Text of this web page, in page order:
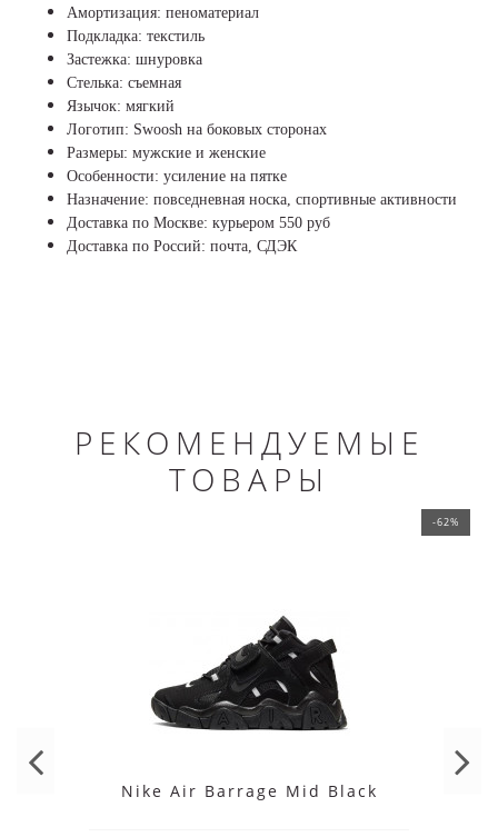
Амортизация: пеноматериал
Подкладка: текстиль
Застежка: шнуровка
Стелька: съемная
Язычок: мягкий
Логотип: Swoosh на боковых сторонах
Размеры: мужские и женские
Особенности: усиление на пятке
Назначение: повседневная носка, спортивные активности
Доставка по Москве: курьером 550 руб
Доставка по Россий: почта, СДЭК
РЕКОМЕНДУЕМЫЕ
ТОВАРЫ
-62%
Nike Air Barrage Mid Black